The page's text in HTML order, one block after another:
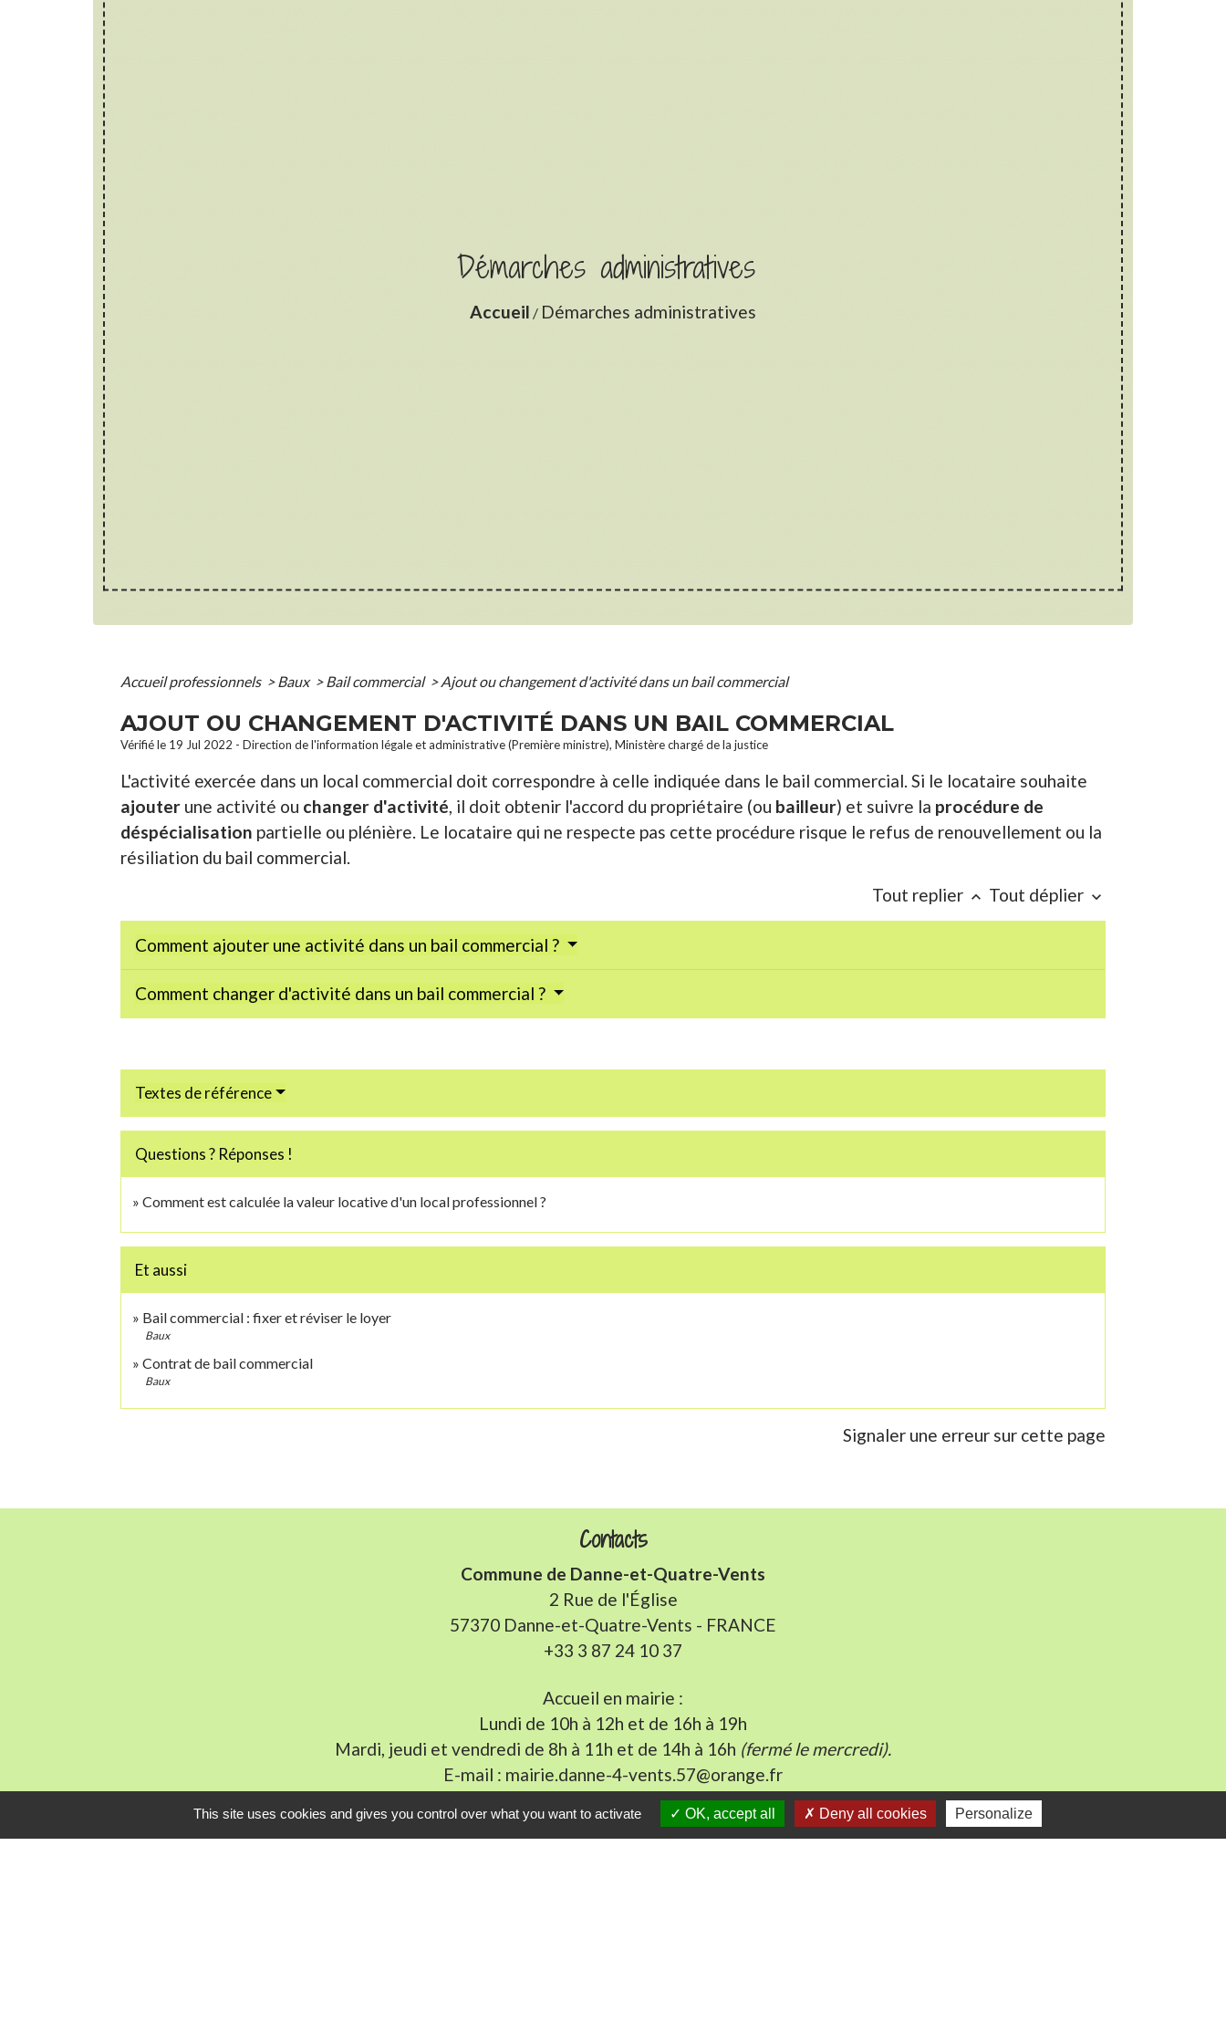
Démarches administratives
Accueil / Démarches administratives
Accueil professionnels > Baux > Bail commercial > Ajout ou changement d'activité dans un bail commercial
AJOUT OU CHANGEMENT D'ACTIVITÉ DANS UN BAIL COMMERCIAL
Vérifié le 19 Jul 2022 - Direction de l'information légale et administrative (Première ministre), Ministère chargé de la justice
L'activité exercée dans un local commercial doit correspondre à celle indiquée dans le bail commercial. Si le locataire souhaite
ajouter une activité ou changer d'activité, il doit obtenir l'accord du propriétaire (ou bailleur) et suivre la procédure de
déspécialisation partielle ou plénière. Le locataire qui ne respecte pas cette procédure risque le refus de renouvellement ou la
résiliation du bail commercial.
Tout replier keyboard_arrow_up Tout déplier keyboard_arrow_down
Comment ajouter une activité dans un bail commercial ?
Comment changer d'activité dans un bail commercial ?
Textes de référence
Questions ? Réponses !
Comment est calculée la valeur locative d'un local professionnel ?
Et aussi
Bail commercial : fixer et réviser le loyer
Baux
Contrat de bail commercial
Baux
Signaler une erreur sur cette page
Contacts
Commune de Danne-et-Quatre-Vents
2 Rue de l'Église
57370 Danne-et-Quatre-Vents - FRANCE
+33 3 87 24 10 37
Accueil en mairie :
Lundi de 10h à 12h et de 16h à 19h
Mardi, jeudi et vendredi de 8h à 11h et de 14h à 16h (fermé le mercredi).
E-mail : mairie.danne-4-vents.57@orange.fr
This site uses cookies and gives you control over what you want to activate OK, accept all Deny all cookies Personalize